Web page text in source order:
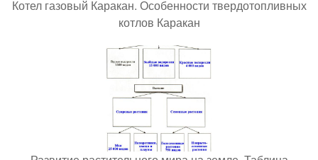
Котел газовый Каракан. Особенности твердотопливных
котлов Каракан